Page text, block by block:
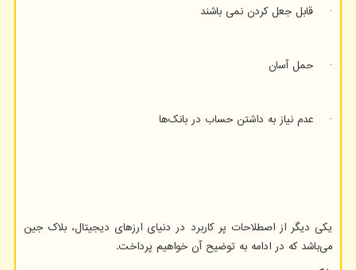
· قابل جعل کردن نمی باشند
· حمل آسان
· عدم نیاز به داشتن حساب در بانک‌ها
یکی دیگر از اصطلاحات پر کاربرد در دنیای ارزهای دیجیتال، بلاک جین
می‌باشد که در ادامه به توضیح آن خواهیم پرداخت.